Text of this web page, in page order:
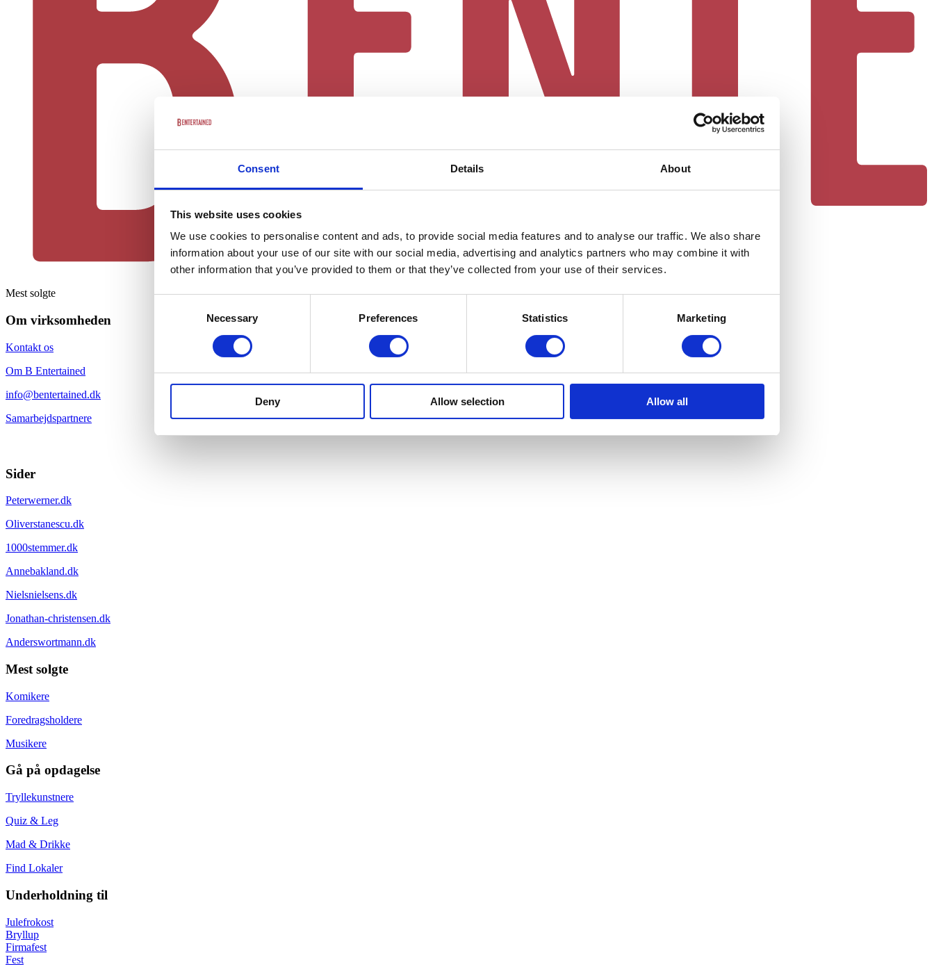
Consent Details About
This website uses cookies
We use cookies to personalise content and ads, to provide social media features and to analyse our traffic. We also share
information about your use of our site with our social media, advertising and analytics partners who may combine it with
other information that you’ve provided to them or that they’ve collected from your use of their services.
Necessary Preferences Statistics Marketing
Deny Allow selection Allow all
Mest solgte
Om virksomheden
Kontakt os
Om B Entertained
info@bentertained.dk
Samarbejdspartnere
Sider
Peterwerner.dk
Oliverstanescu.dk
1000stemmer.dk
Annebakland.dk
Nielsnielsens.dk
Jonathan-christensen.dk
Anderswortmann.dk
Mest solgte
Komikere
Foredragsholdere
Musikere
Gå på opdagelse
Tryllekunstnere
Quiz & Leg
Mad & Drikke
Find Lokaler
Underholdning til
Julefrokost
Bryllup
Firmafest
Fest